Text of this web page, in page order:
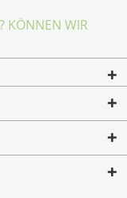
KÖNNEN WIR